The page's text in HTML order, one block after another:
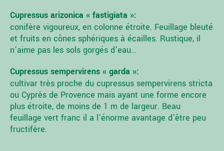
Cupressus arizonica « fastigiata »:
conifère vigoureux, en colonne étroite. Feuillage bleuté
et fruits en cônes sphériques à écailles. Rustique, il
n’aime pas les sols gorgés d’eau…
Cupressus sempervirens « garda »:
cultivar très proche du cupressus sempervirens stricta
ou Cyprès de Provence mais ayant une forme encore
plus étroite, de moins de 1 m de largeur. Beau
feuillage vert franc il a l’énorme avantage d’être peu
fructifère.